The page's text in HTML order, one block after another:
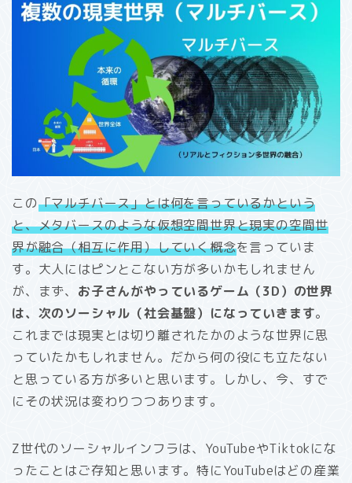
この「マルチバース」とは何を言っているかという
と、メタバースのような仮想空間世界と現実の空間世
界が融合（相互に作用）していく概念を言っていま
す。大人にはピンとこない方が多いかもしれません
が、まず、 お子さんがやっているゲーム（3D）の世界
は、次のソーシャル（社会基盤）になっていきます。
これまでは現実とは切り離されたかのような世界に思
っていたかもしれません。だから何の役にも立たない
と思っている方が多いと思います。しかし、今、すで
にその状況は変わりつつあります。
Z世代のソーシャルインフラは、YouTubeやTiktokにな
ったことはご存知と思います。特にYouTubeはどの産業